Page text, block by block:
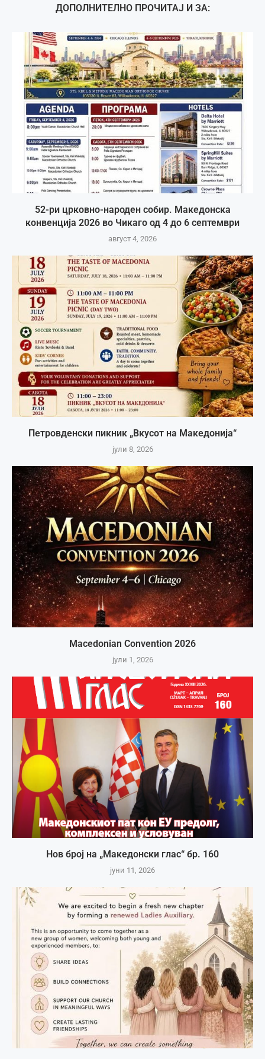
ДОПОЛНИТЕЛНО ПРОЧИТАЈ И ЗА:
52-ри црковно-народен собир. Македонска
конвенција 2026 во Чикаго од 4 до 6 септември
август 4, 2026
Петровденски пикник „Вкусот на Македонија“
јули 8, 2026
Macedonian Convention 2026
јули 1, 2026
Нов број на „Македонски глас“ бр. 160
јуни 11, 2026